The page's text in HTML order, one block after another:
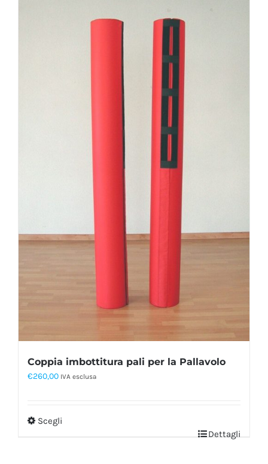
Coppia imbottitura pali per la Pallavolo
€260,00 IVA esclusa
Scegli
Dettagli